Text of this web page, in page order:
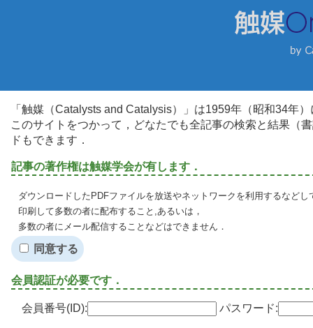
「触媒（Catalysts and Catalysis）」は1959年（昭和34年
このサイトをつかって，どなたでも全記事の検索と結果（
ドもできます．
記事の著作権は触媒学会が有します．
ダウンロードしたPDFファイルを放送やネットワークを利用するなど
印刷して多数の者に配布すること,あるいは，
多数の者にメール配信することなどはできません．
同意する
会員認証が必要です．
会員番号(ID): パスワード: